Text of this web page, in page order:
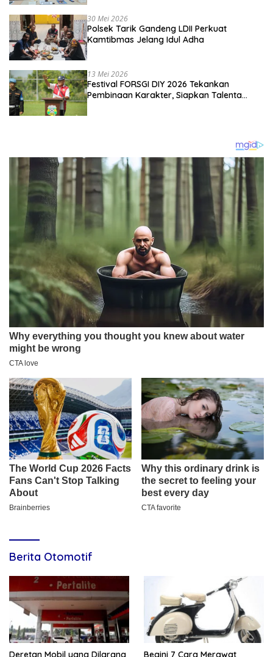
30 Mei 2026
Polsek Tarik Gandeng LDII Perkuat
Kamtibmas Jelang Idul Adha
13 Mei 2026
Festival FORSGI DIY 2026 Tekankan
Pembinaan Karakter, Siapkan Talenta
Berita Otomotif
Deretan Mobil yang Dilarang
Begini 7 Cara Merawat